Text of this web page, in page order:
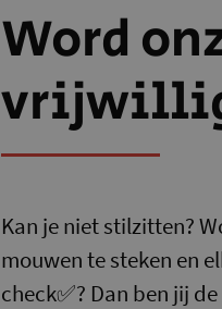
Word
Kan je niet stilzitten?
mouwen te steken en
check✅? Dan ben jij